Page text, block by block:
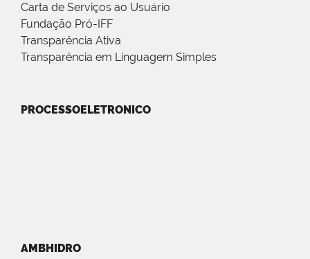
Carta de Serviços ao Usuário
Fundação Pró-IFF
Transparência Ativa
Transparência em Linguagem Simples
PROCESSOELETRONICO
AMBHIDRO